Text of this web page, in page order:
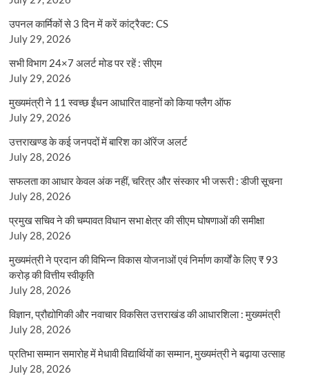
उपनल कार्मिकों से 3 दिन में करें कांट्रैक्ट: CS
July 29, 2026
सभी विभाग 24×7 अलर्ट मोड पर रहें : सीएम
July 29, 2026
मुख्यमंत्री ने 11 स्वच्छ ईंधन आधारित वाहनों को किया फ्लैग ऑफ
July 29, 2026
उत्तराखण्ड के कई जनपदों में बारिश का ऑरेंज अलर्ट
July 28, 2026
सफलता का आधार केवल अंक नहीं, चरित्र और संस्कार भी जरूरी : डीजी सूचना
July 28, 2026
प्रमुख सचिव ने की चम्पावत विधान सभा क्षेत्र की सीएम घोषणाओं की समीक्षा
July 28, 2026
मुख्यमंत्री ने प्रदान की विभिन्न विकास योजनाओं एवं निर्माण कार्यों के लिए ₹ 93
करोड़ की वित्तीय स्वीकृति
July 28, 2026
विज्ञान, प्रौद्योगिकी और नवाचार विकसित उत्तराखंड की आधारशिला : मुख्यमंत्री
July 28, 2026
प्रतिभा सम्मान समारोह में मेधावी विद्यार्थियों का सम्मान, मुख्यमंत्री ने बढ़ाया उत्साह
July 28, 2026